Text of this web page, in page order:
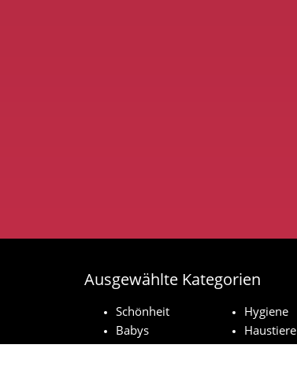
Ausgewählte Kategorien
Schönheit
Hygiene
Babys
Haustiere
Haushaltsprodukte